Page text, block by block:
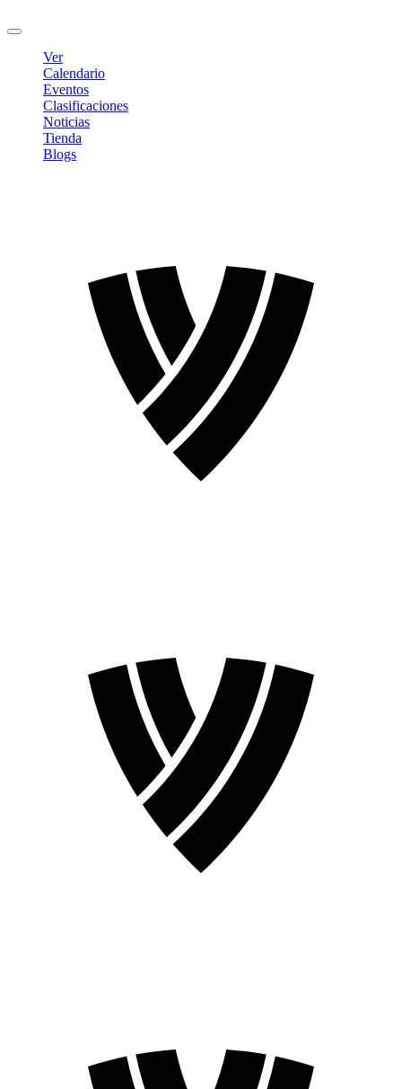
Ver
Calendario
Eventos
Clasificaciones
Noticias
Tienda
Blogs